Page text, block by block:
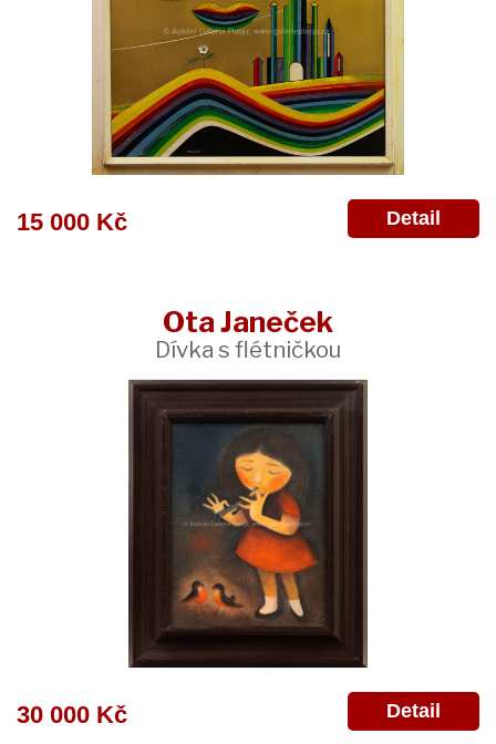
15 000 Kč Detail
Ota Janeček
Dívka s flétničkou
30 000 Kč Detail